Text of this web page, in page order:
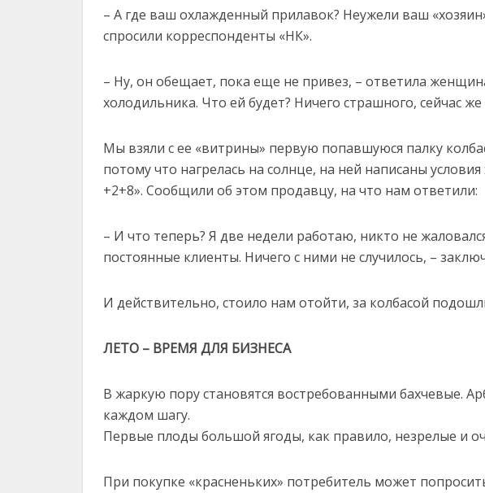
– А где ваш охлажденный прилавок? Неужели ваш
спросили корреспонденты «НК».
– Ну, он обещает, пока еще не привез, – ответила
холодильника. Что ей будет? Ничего страшного, сейчас
Мы взяли с ее «витрины» первую попавшуюся палку
потому что нагрелась на солнце, на ней написаны
+2+8». Сообщили об этом продавцу, на что нам ответили:
– И что теперь? Я две недели работаю, никто не
постоянные клиенты. Ничего с ними не случилось, –
И действительно, стоило нам отойти, за колбасой
ЛЕТО – ВРЕМЯ ДЛЯ БИЗНЕСА
В жаркую пору становятся востребованными бахчевые.
каждом шагу.
Первые плоды большой ягоды, как правило, незрелые и
При покупке «красненьких» потребитель может